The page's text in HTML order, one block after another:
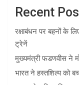
Recent
रक्षाबंधन पर बहनों के
ट्रेनें
मुख्यमंत्री फडणवीस ने
भारत ने हस्तशिल्प को